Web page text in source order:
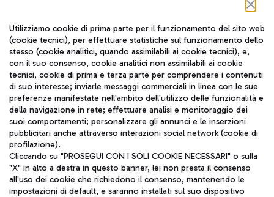
Seguici sui social
TRAVEL JOURNAL
ITA
Utilizziamo cookie di prima parte per il funzionamento del sito web
(cookie tecnici), per effettuare statistiche sul funzionamento dello
stesso (cookie analitici, quando assimilabili ai cookie tecnici), e,
con il suo consenso, cookie analitici non assimilabili ai cookie
tecnici, cookie di prima e terza parte per comprendere i contenuti
di suo interesse; inviarle messaggi commerciali in linea con le sue
preferenze manifestate nell'ambito dell'utilizzo delle funzionalità e
della navigazione in rete; effettuare analisi e monitoraggio dei
suoi comportamenti; personalizzare gli annunci e le inserzioni
pubblicitari anche attraverso interazioni social network (cookie di
profilazione).
Cliccando su "PROSEGUI CON I SOLI COOKIE NECESSARI" o sulla
"X" in alto a destra in questo banner, lei non presta il consenso
all'uso dei cookie che richiedono il consenso, mantenendo le
impostazioni di default, e saranno installati sul suo dispositivo